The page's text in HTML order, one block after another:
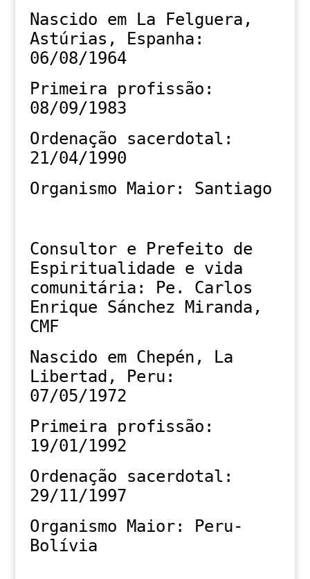
Nascido em La Felguera,
Astúrias, Espanha:
06/08/1964
Primeira profissão:
08/09/1983
Ordenação sacerdotal:
21/04/1990
Organismo Maior: Santiago
Consultor e Prefeito de
Espiritualidade e vida
comunitária: Pe. Carlos
Enrique Sánchez Miranda,
CMF
Nascido em Chepén, La
Libertad, Peru:
07/05/1972
Primeira profissão:
19/01/1992
Ordenação sacerdotal:
29/11/1997
Organismo Maior: Peru-
Bolívia